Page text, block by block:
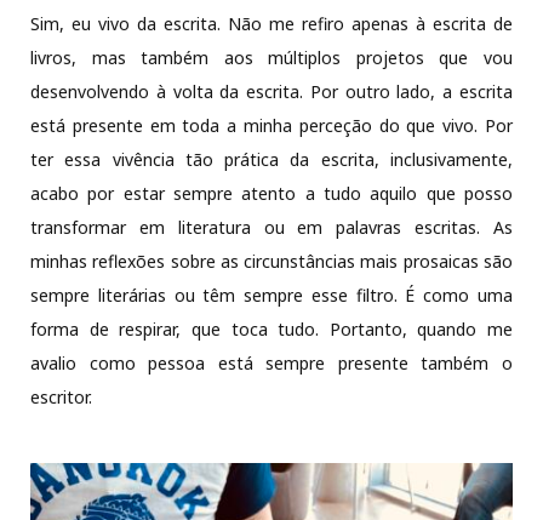
Sim, eu vivo da escrita. Não me refiro apenas à escrita de
livros, mas também aos múltiplos projetos que vou
desenvolvendo à volta da escrita. Por outro lado, a escrita
está presente em toda a minha perceção do que vivo. Por
ter essa vivência tão prática da escrita, inclusivamente,
acabo por estar sempre atento a tudo aquilo que posso
transformar em literatura ou em palavras escritas. As
minhas reflexões sobre as circunstâncias mais prosaicas são
sempre literárias ou têm sempre esse filtro. É como uma
forma de respirar, que toca tudo. Portanto, quando me
avalio como pessoa está sempre presente também o
escritor.